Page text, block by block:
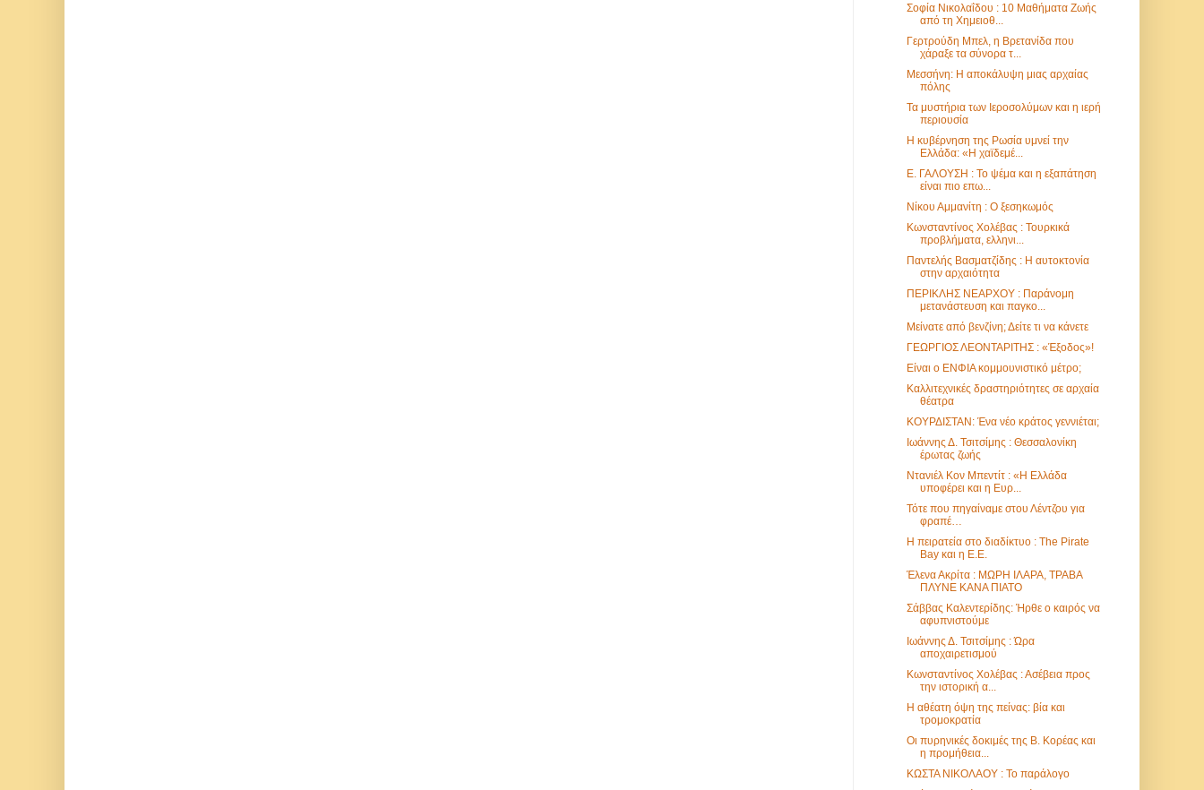
Σοφία Νικολαΐδου : 10 Μαθήματα Ζωής
από τη Χημειοθ...
Γερτρούδη Μπελ, η Βρετανίδα που
χάραξε τα σύνορα τ...
Μεσσήνη: Η αποκάλυψη μιας αρχαίας
πόλης
Τα μυστήρια των Ιεροσολύμων και η ιερή
περιουσία
H κυβέρνηση της Ρωσία υμνεί την
Ελλάδα: «Η χαϊδεμέ...
Ε. ΓΑΛΟΥΣΗ : Το ψέμα και η εξαπάτηση
είναι πιο επω...
Νίκου Αμμανίτη : Ο ξεσηκωμός
Κωνσταντίνος Χολέβας : Τουρκικά
προβλήματα, ελληνι...
Παντελής Βασματζίδης : Η αυτοκτονία
στην αρχαιότητα
ΠΕΡΙΚΛΗΣ ΝΕΑΡΧΟΥ : Παράνομη
μετανάστευση και παγκο...
Μείνατε από βενζίνη; Δείτε τι να κάνετε
ΓΕΩΡΓΙΟΣ ΛΕΟΝΤΑΡΙΤΗΣ : «Έξοδος»!
Είναι ο ΕΝΦΙΑ κομμουνιστικό μέτρο;
Καλλιτεχνικές δραστηριότητες σε αρχαία
θέατρα
ΚΟΥΡΔΙΣΤΑΝ: Ένα νέο κράτος γεννιέται;
Ιωάννης Δ. Τσιτσίμης : Θεσσαλονίκη
έρωτας ζωής
Ντανιέλ Κον Μπεντίτ : «Η Ελλάδα
υποφέρει και η Ευρ...
Τότε που πηγαίναμε στου Λέντζου για
φραπέ…
Η πειρατεία στο διαδίκτυο : The Pirate
Bay και η Ε.Ε.
Έλενα Ακρίτα : ΜΩΡΗ ΙΛΑΡΑ, ΤΡΑΒΑ
ΠΛΥΝΕ ΚΑΝΑ ΠΙΑΤΟ
Σάββας Καλεντερίδης: Ήρθε ο καιρός να
αφυπνιστούμε
Ιωάννης Δ. Τσιτσίμης : Ώρα
αποχαιρετισμού
Κωνσταντίνος Χολέβας : Ασέβεια προς
την ιστορική α...
Η αθέατη όψη της πείνας: βία και
τρομοκρατία
Οι πυρηνικές δοκιμές της Β. Κορέας και
η προμήθεια...
ΚΩΣΤΑ ΝΙΚΟΛΑΟΥ : Το παράλογο